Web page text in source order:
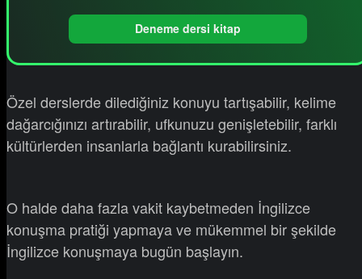
Deneme dersi kitap
Özel derslerde dilediğiniz konuyu tartışabilir, kelime
dağarcığınızı artırabilir, ufkunuzu genişletebilir, farklı
kültürlerden insanlarla bağlantı kurabilirsiniz.
O halde daha fazla vakit kaybetmeden İngilizce
konuşma pratiği yapmaya ve mükemmel bir şekilde
İngilizce konuşmaya bugün başlayın.